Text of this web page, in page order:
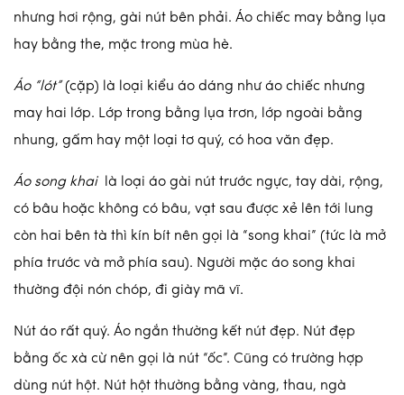
nhưng hơi rộng, gài nút bên phải. Áo chiếc may bằng lụa
hay bằng the, mặc trong mùa hè.
Áo “lót”(cặp) là loại kiểu áo dáng như áo chiếc nhưng
may hai lớp. Lớp trong bằng lụa trơn, lớp ngoài bằng
nhung, gấm hay một loại tơ quý, có hoa văn đẹp.
Áo song khai
là loại áo gài nút trước ngực, tay dài, rộng,
có bâu hoặc không có bâu, vạt sau được xẻ lên tới lung
còn hai bên tà thì kín bít nên gọi là “song khai” (tức là mở
phía trước và mở phía sau). Người mặc áo song khai
thường đội nón chóp, đi giày mã vĩ.
Nút áo rất quý. Áo ngắn thường kết nút đẹp. Nút đẹp
bằng ốc xà cừ nên gọi là nút “ốc”. Cũng có trường hợp
dùng nút hột. Nút hột thường bằng vàng, thau, ngà